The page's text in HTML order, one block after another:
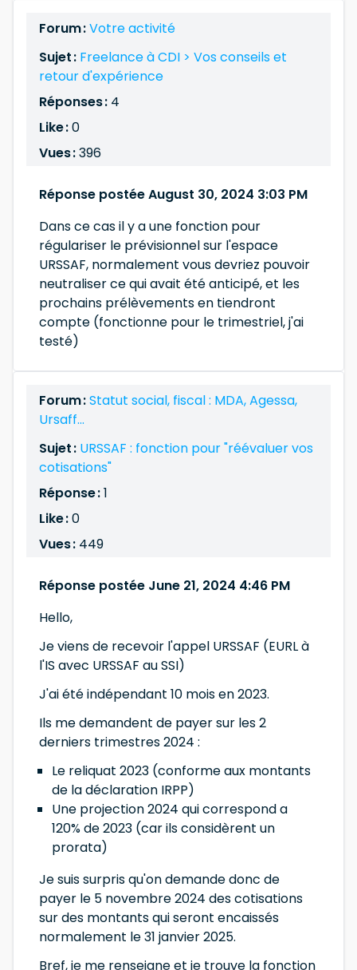
Forum :Votre activité
Sujet : Freelance à CDI > Vos conseils et
retour d'expérience
Réponses : 4
Like :0
Vues :396
Réponse postée August 30, 2024 3:03 PM
Dans ce cas il y a une fonction pour
régulariser le prévisionnel sur l'espace
URSSAF, normalement vous devriez pouvoir
neutraliser ce qui avait été anticipé, et les
prochains prélèvements en tiendront
compte (fonctionne pour le trimestriel, j'ai
testé)
Forum :Statut social, fiscal : MDA, Agessa,
Ursaff...
Sujet : URSSAF : fonction pour "réévaluer vos
cotisations"
Réponse :1
Like :0
Vues : 449
Réponse postée June 21, 2024 4:46 PM
Hello,
Je viens de recevoir l'appel URSSAF (EURL à
l'IS avec URSSAF au SSI)
J'ai été indépendant 10 mois en 2023.
Ils me demandent de payer sur les 2
derniers trimestres 2024 :
Le reliquat 2023 (conforme aux montants
de la déclaration IRPP)
Une projection 2024 qui correspond a
120% de 2023 (car ils considèrent un
prorata)
Je suis surpris qu'on demande donc de
payer le 5 novembre 2024 des cotisations
sur des montants qui seront encaissés
normalement le 31 janvier 2025.
Bref, je me renseigne et je trouve la fonction